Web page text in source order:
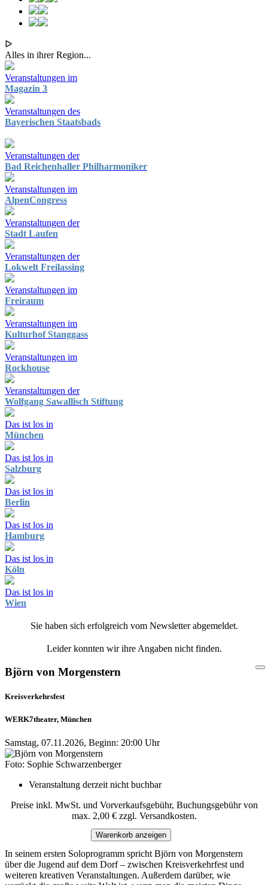
ᐅ
Alles in ihrer Region...
Veranstaltungen im
Magazin 3
Veranstaltungen des
Bayerischen Staatsbads
Veranstaltungen der
Bad Reichenhaller Philharmoniker
Veranstaltungen im
AlpenCongress
Veranstaltungen der
Stadt Laufen
Veranstaltungen der
Lokwelt Freilassing
Veranstaltungen im
Freiraum
Veranstaltungen im
Kulturhof Stanggass
Veranstaltungen im
Rockhouse
Veranstaltungen der
Wolfgang Sawallisch Stiftung
Das ist los in
München
Das ist los in
Salzburg
Das ist los in
Berlin
Das ist los in
Hamburg
Das ist los in
Köln
Das ist los in
Wien
Sie haben sich erfolgreich vom Newsletter abgemeldet.
Leider konnten wir ihre Angaben nicht finden.
Björn von Morgenstern
Kreisverkehrsfest
WERK7theater, München
Samstag, 07.11.2026, Beginn: 20:00 Uhr
Foto: Sophie Schwarzenberger
Veranstaltung derzeit nicht buchbar
Preise inkl. MwSt. und Vorverkaufsgebühr, Buchungsgebühr von
max. 2,00 € zzgl. Versandkosten.
Warenkorb anzeigen
In seinem ersten Soloprogramm spricht Björn von Morgenstern
über die Jugend auf dem Dorf – zwischen Kreisverkehrfest und
weiteren kreativen Veranstaltungen. Außerdem darüber, wie